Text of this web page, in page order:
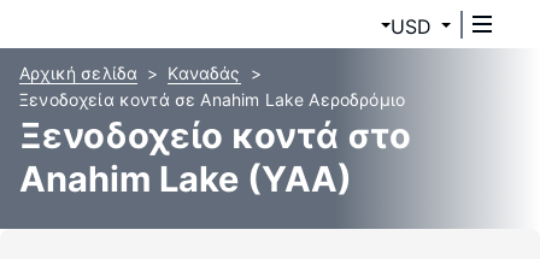
USD
Αρχική σελίδα
Καναδάς
Ξενοδοχεία κοντά σε Anahim Lake Αεροδρόμιο
Ξενοδοχείο κοντά στο
Anahim Lake (YAA)